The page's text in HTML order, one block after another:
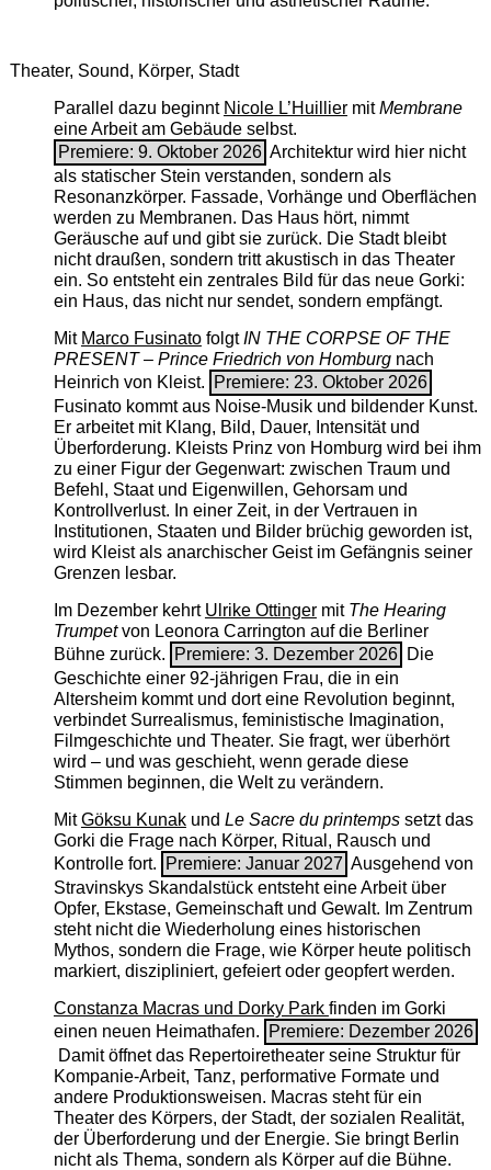
Theater, Sound, Körper, Stadt
Parallel dazu beginnt Nicole L’Huilliermit ­Membrane
eine Arbeit am Gebäude selbst.
Premiere: 9. Oktober 2026 Architektur wird hier nicht
als statischer Stein verstanden, sondern als
Resonanzkörper. Fassade, Vorhänge und Oberflächen
werden zu Membranen. Das Haus hört, nimmt
Geräusche auf und gibt sie zurück. Die Stadt bleibt
nicht draußen, sondern tritt akustisch in das Theater
ein. So entsteht ein zentrales Bild für das neue Gorki:
ein Haus, das nicht nur sendet, sondern empfängt.
Mit Marco FusinatofolgtIN THE CORPSE OF THE
PRESENT – Prince Friedrich von Homburgnach
Heinrich von Kleist.
Premiere: 23. Oktober 2026
Fusinato kommt aus Noise-Musik und bildender Kunst.
Er arbeitet mit Klang, Bild, Dauer, Intensität und
Überforderung. Kleists Prinz von Homburg wird bei ihm
zu einer Figur der Gegenwart: zwischen Traum und
Befehl, Staat und Eigenwillen, Gehorsam und
Kontrollverlust. In einer Zeit, in der Vertrauen in
Institutionen, Staaten und Bilder brüchig geworden ist,
wird Kleist als anarchischer Geist im Gefängnis seiner
Grenzen lesbar.
Im Dezember kehrt Ulrike Ottingermit The ­Hearing
Trumpetvon Leonora Carrington auf die Berliner
Bühne zurück.
Premiere: 3. Dezember 2026 Die
Geschichte einer 92-jährigen Frau, die in ein
Altersheim kommt und dort eine Revolution beginnt,
verbindet Surrealismus, feministische Imagination,
Filmgeschichte und Theater. Sie fragt, wer überhört
wird – und was geschieht, wenn gerade diese
Stimmen beginnen, die Welt zu verändern.
MitGöksu Kunakund Le Sacre du printempssetzt das
Gorki die Frage nach Körper, Ritual, Rausch und
Kontrolle fort.
Premiere: Januar 2027 Ausgehend von
Stravinskys Skandalstück entsteht eine Arbeit über
Opfer, Ekstase, Gemeinschaft und Gewalt. Im Zentrum
steht nicht die Wiederholung eines historischen
Mythos, sondern die Frage, wie Körper heute politisch
markiert, diszipliniert, gefeiert oder geopfert werden.
Constanza Macras und Dorky Park finden im Gorki
einen neuen Heimathafen.
Premiere: Dezember 2026
Damit öffnet das Repertoiretheater seine Struktur für
Kompanie-Arbeit, Tanz, performative Formate und
andere Produktionsweisen. Macras steht für ein
Theater des Körpers, der Stadt, der sozialen Realität,
der Überforderung und der Energie. Sie bringt Berlin
nicht als Thema, sondern als Körper auf die Bühne.